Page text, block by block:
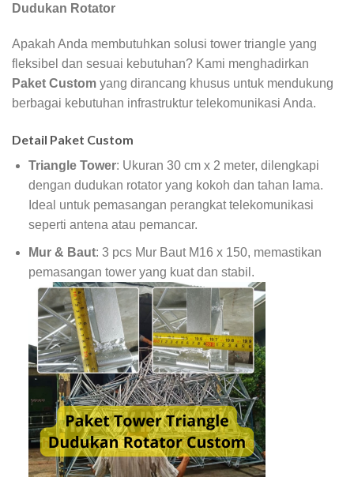
Dudukan Rotator
Apakah Anda membutuhkan solusi tower triangle yang
fleksibel dan sesuai kebutuhan? Kami menghadirkan
Paket Custom yang dirancang khusus untuk mendukung
berbagai kebutuhan infrastruktur telekomunikasi Anda.
Detail Paket Custom
Triangle Tower: Ukuran 30 cm x 2 meter, dilengkapi
dengan dudukan rotator yang kokoh dan tahan lama.
Ideal untuk pemasangan perangkat telekomunikasi
seperti antena atau pemancar.
Mur & Baut: 3 pcs Mur Baut M16 x 150, memastikan
pemasangan tower yang kuat dan stabil.